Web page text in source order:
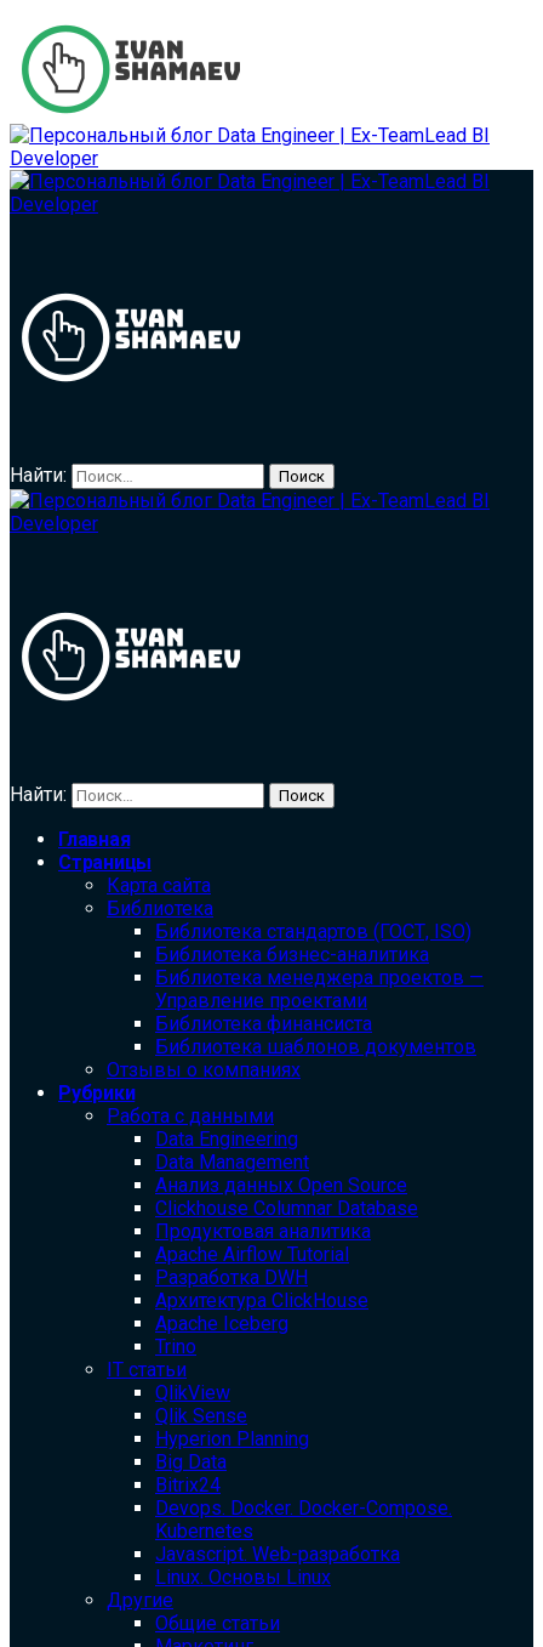
Найти:
Найти:
Главная
Страницы
Карта сайта
Библиотека
Библиотека cтандартов (ГОСТ, ISO)
Библиотека бизнес-аналитика
Библиотека менеджера проектов —
Управление проектами
Библиотека финансиста
Библиотека шаблонов документов
Отзывы о компаниях
Рубрики
Работа с данными
Data Engineering
Data Management
Анализ данных Open Source
Clickhouse Columnar Database
Продуктовая аналитика
Apache Airflow Tutorial
Разработка DWH
Архитектура ClickHouse
Apache Iceberg
Trino
IT статьи
QlikView
Qlik Sense
Hyperion Planning
Big Data
Bitrix24
Devops. Docker. Docker-Compose.
Kubernetes
Javascript. Web-разработка
Linux. Основы Linux
Другие
Общие статьи